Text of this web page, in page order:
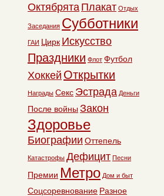
Октябрята Плакат Отдых
Заседания Субботники
ГАИ Цирк Искусство
Праздники Флот Футбол
Хоккей Открытки
Награды Секс Эстрада Деньги
После войны Закон
Здоровье
Биографии Оттепель
Катастрофы Дефицит Песни
Премии Метро Дом и быт
Соцсоревнование Разное